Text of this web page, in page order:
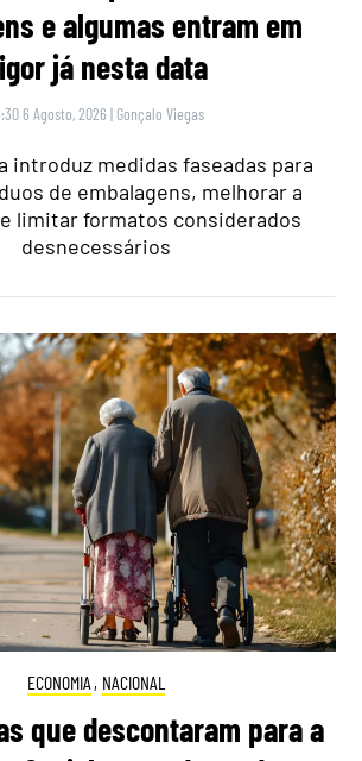
e algumas entram em
já nesta data
6 Agosto, 2026 | Gonçalo Viegas
introduz medidas faseadas para
de embalagens, melhorar a
limitar formatos considerados
desnecessários
ECONOMIA , NACIONAL
que descontaram para a